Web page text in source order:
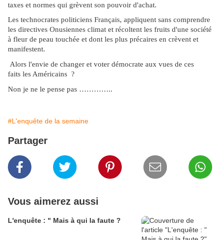
taxes et normes qui grèvent son pouvoir d'achat.
Les technocrates politiciens Français, appliquent sans comprendre
les directives Onusiennes climat et récoltent les fruits d'une société
à fleur de peau touchée et dont les plus précaires en crèvent et
manifestent.
Alors l'envie de changer et voter démocrate aux vues de ces
faits les Américains ?
Non je ne le pense pas …………..
#L'enquête de la semaine
Partager
Vous aimerez aussi
L'enquête : " Mais à qui la faute ?